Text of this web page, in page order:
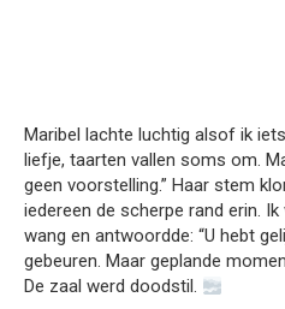
Maribel lachte luchtig alsof ik
liefje, taarten vallen soms om.
geen voorstelling.” Haar stem
iedereen de scherpe rand erin.
wang en antwoordde: “U hebt
gebeuren. Maar geplande
De zaal werd doodstil.